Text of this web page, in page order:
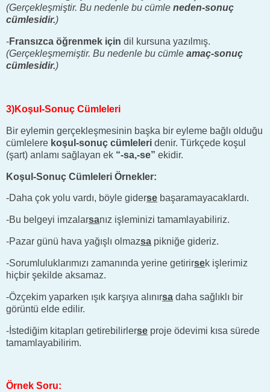
(Gerçekleşmiştir. Bu nedenle bu cümle neden-sonuç
cümlesidir.)
-Fransızca öğrenmek için dil kursuna yazılmış.
(Gerçekleşmemiştir. Bu nedenle bu cümle amaç-sonuç
cümlesidir.)
3)Koşul-Sonuç Cümleleri
Bir eylemin gerçekleşmesinin başka bir eyleme bağlı olduğu
cümlelere koşul-sonuç cümleleri denir. Türkçede koşul
(şart) anlamı sağlayan ek “-sa,-se” ekidir.
Koşul-Sonuç Cümleleri Örnekler:
-Daha çok yolu vardı, böyle giderse başaramayacaklardı.
-Bu belgeyi imzalarsanız işleminizi tamamlayabiliriz.
-Pazar günü hava yağışlı olmazsa pikniğe gideriz.
-Sorumluluklarımızı zamanında yerine getirirsek işlerimiz
hiçbir şekilde aksamaz.
-Özçekim yaparken ışık karşıya alınırsa daha sağlıklı bir
görüntü elde edilir.
-İstediğim kitapları getirebilirlerse proje ödevimi kısa sürede
tamamlayabilirim.
Örnek Soru: